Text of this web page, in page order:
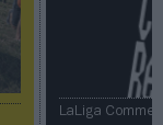
LaLiga